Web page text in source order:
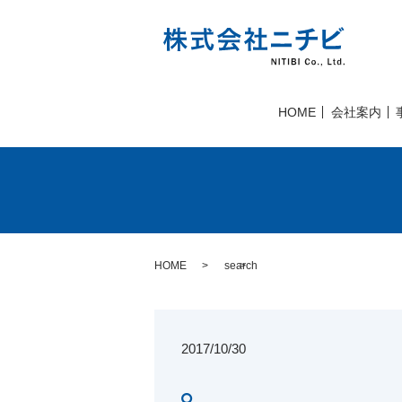
HOME 会社案内
HOME search
2017/10/30